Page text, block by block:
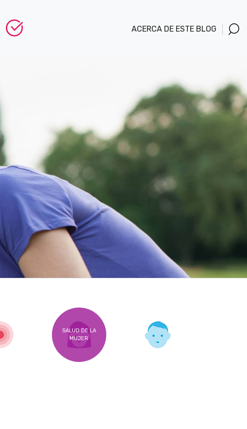
ACERCA DE ESTE BLOG
SALUD DE LA
MUJER